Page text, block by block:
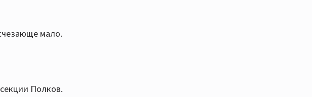
мало.
Полков.